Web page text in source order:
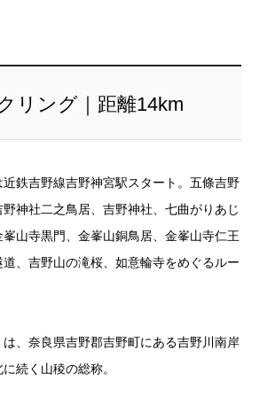
リング｜距離14km
鉄吉野線吉野神宮駅スタート。五條吉野
神社二之鳥居、吉野神社、七曲がりあじ
山寺黒門、金峯山銅鳥居、金峯山寺仁王
、吉野山の滝桜、如意輪寺をめぐるルー
、奈良県吉野郡吉野町にある吉野川南岸
続く山稜の総称。